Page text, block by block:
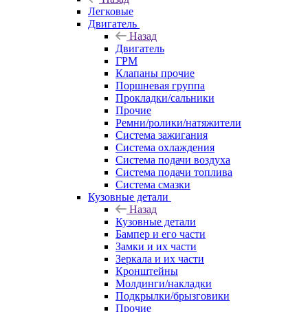
Легковые
Двигатель
Назад
Двигатель
ГРМ
Клапаны прочие
Поршневая группа
Прокладки/сальники
Прочие
Ремни/ролики/натяжители
Система зажигания
Система охлаждения
Система подачи воздуха
Система подачи топлива
Система смазки
Кузовные детали
Назад
Кузовные детали
Бампер и его части
Замки и их части
Зеркала и их части
Кронштейны
Молдинги/накладки
Подкрылки/брызговики
Прочие